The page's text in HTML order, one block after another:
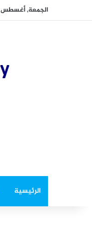
الجمعة, أغسطس 7 2026
الرئيسية